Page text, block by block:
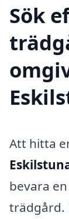
Sök
Att hitta
bevara
trädgård.